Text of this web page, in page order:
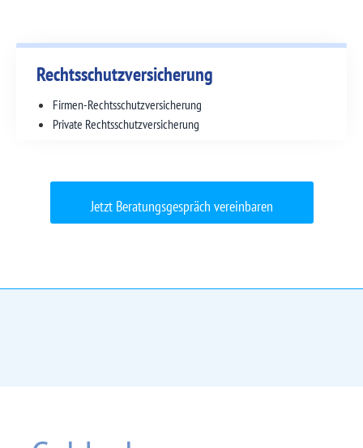
Rechtsschutz­versicherung
Firmen-Rechtsschutz­versicherung
Private Rechtsschutz­versicherung
Jetzt Beratungsgespräch vereinbaren